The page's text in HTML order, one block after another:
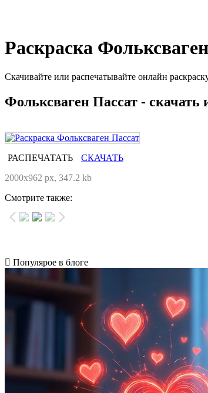
Раскраска
Скачивайте или распечатывайте онлайн
Фольксваген Пассат - скачать
РАСПЕЧАТАТЬ
СКАЧАТЬ
2000x962 px, 347.2 kb
Смотрите также:
Популярое в блоге